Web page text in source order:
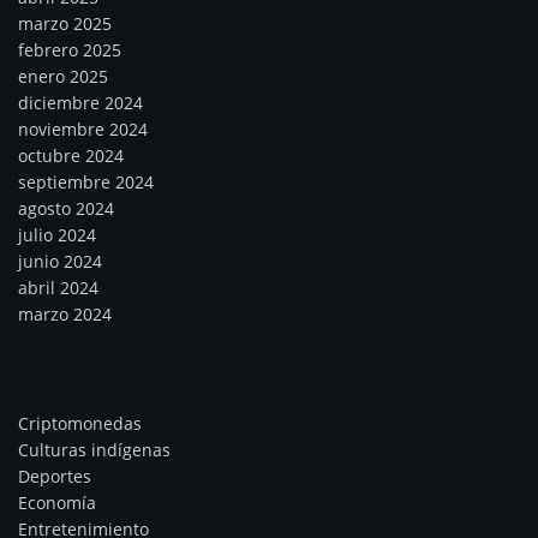
marzo 2025
febrero 2025
enero 2025
diciembre 2024
noviembre 2024
octubre 2024
septiembre 2024
agosto 2024
julio 2024
junio 2024
abril 2024
marzo 2024
Criptomonedas
Culturas indígenas
Deportes
Economía
Entretenimiento